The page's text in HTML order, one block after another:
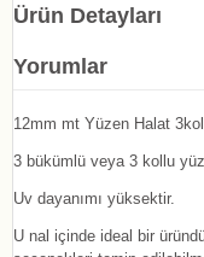
Ürün Detayları
Yorumlar
12mm mt Yüzen Halat 3kol
3 bükümlü veya 3 kollu
Uv dayanımı yüksektir.
U nal içinde ideal bir